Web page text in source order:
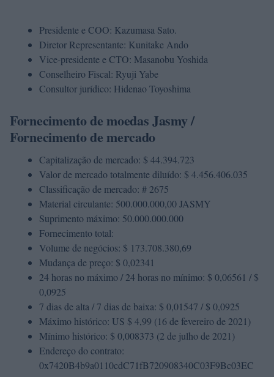
Presidente e COO: Kazumasa Sato.
Diretor Representante: Kunitake Ando
Vice-presidente e CTO: Masanobu Yoshida
Conselheiro Fiscal: Ryuji Yabe
Consultor jurídico: Hidenao Toyoshima
Fornecimento de moedas Jasmy /
Fornecimento de mercado
Capitalização de mercado: $ 44.394.723
Valor de mercado totalmente diluído: $ 4.456.406.035
Classificação de mercado: # 2675
Material circulante: 500.000.000,00 JASMY
Suprimento máximo: 50.000.000.000
Fornecimento total:
Volume de negócios: $ 173.708.380,69
Mudança de preço: $ 0,02341
24 horas no máximo / 24 horas no mínimo: $ 0,06561 / $
0,0925
7 dias de alta / 7 dias de baixa: $ 0,01547 / $ 0,0925
Máximo histórico: US $ 4,99 (16 de fevereiro de 2021)
Mínimo histórico: $ 0,008373 (2 de julho de 2021)
Endereço do contrato:
0x7420B4b9a0110cdC71fB720908340C03F9Bc03EC